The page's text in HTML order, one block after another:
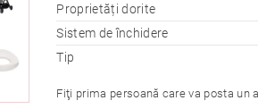
Proprietăți dorite
Sistem de închidere
Tip
Fiţi prima persoană care va posta un